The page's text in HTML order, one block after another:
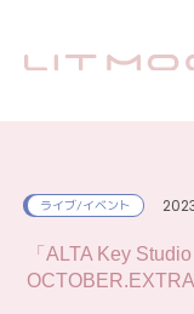
ライブ/イベント
「ALTA Key